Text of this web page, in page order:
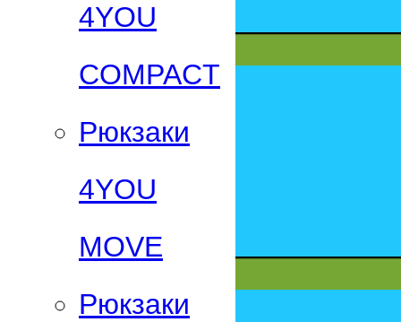
4YOU
СOMPACT
Рюкзаки
4YOU
MOVE
Рюкзаки